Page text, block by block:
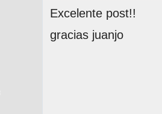
Excelente post!!
gracias juanjo